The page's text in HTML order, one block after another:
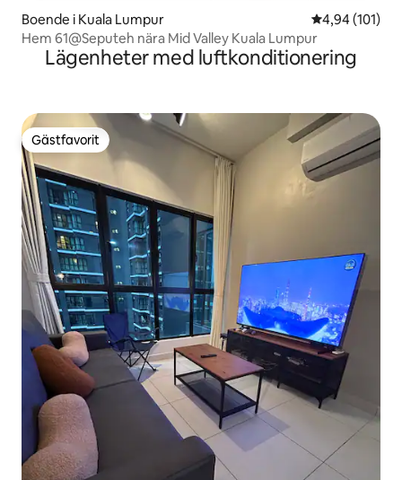
Boende i Kuala Lumpur 4,94 av 5 i
4,94 (101)
Hem 61@Seputeh nära Mid Valley Kuala Lumpur
Lägenheter med luftkonditionering
Gästfavorit
Gästfavorit